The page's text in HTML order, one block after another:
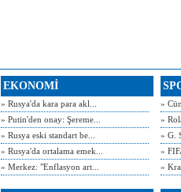
EKONOMİ
» Rusya'da kara para akl...
» Putin'den onay: Şereme...
» Rusya eski standart be...
» Rusya'da ortalama emek...
» Merkez: "Enflasyon art...
»
»
» G.
»
»